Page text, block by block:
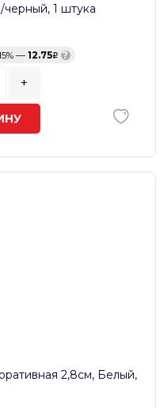
1 штука
— 12.75 ?
+
2,8см, Белый,